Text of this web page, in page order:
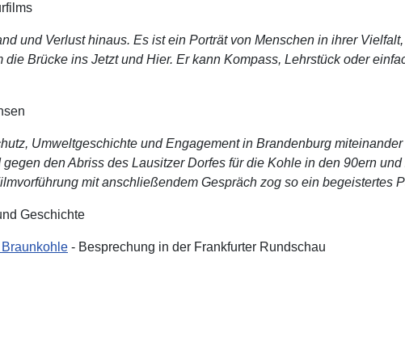
und Verlust hinaus. Es ist ein Porträt von Menschen in ihrer
die Brücke ins Jetzt und Hier. Er kann Kompass, Lehrstück oder
Umweltgeschichte und Engagement in Brandenburg
den Abriss des Lausitzer Dorfes für die Kohle in den 90ern
mit anschließendem Gespräch zog so ein begeistertes
Geschichte
- Besprechung in der Frankfurter Rundschau